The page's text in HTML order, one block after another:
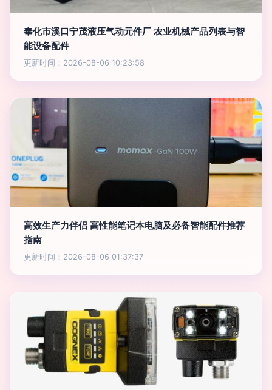
奉化市溪口宁茂液压气动元件厂 农业机械产品列表与智
能设备配件
更新时间：2026-08-06 10:23:58
高效生产力伴侣 高性能笔记本电脑及必备智能配件推荐
指南
更新时间：2026-08-06 01:37:37